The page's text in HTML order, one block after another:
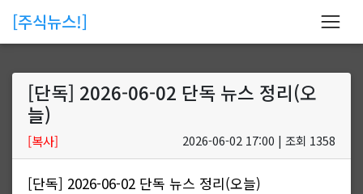
[주식뉴스!]
[단독] 2026-06-02 단독 뉴스 정리(오
늘)
[복사] 2026-06-02 17:00 | 조회 1358
[단독] 2026-06-02 단독 뉴스 정리(오늘)